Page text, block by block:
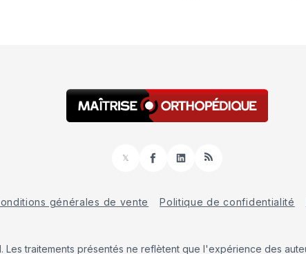
𝕏
FacebookLinkedInRSS
générales de vente Politique de confidentialité
Les traitements présentés ne reflètent que l'expérience des